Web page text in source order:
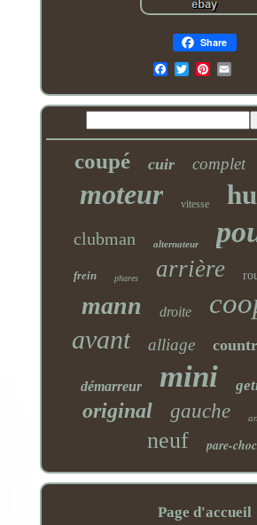
Share
coupé cuir complet
moteur vitesse
clubman alternateur
frein phares arrière
mann droite
avant alliage
démarreur mini
original gauche
neuf pare-
Page d'accueil